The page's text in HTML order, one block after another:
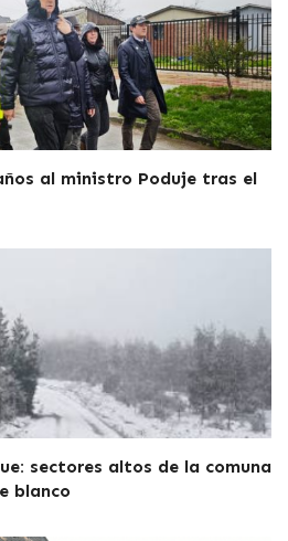
al ministro Poduje tras el
sectores altos de la comuna
blanco